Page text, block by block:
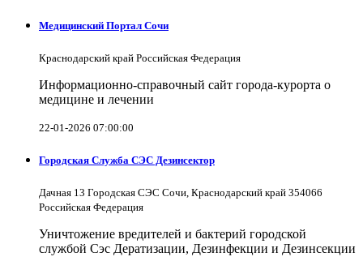
Медицинский Портал Сочи
Краснодарский край Российская Федерация
Информационно-справочный сайт города-курорта о
медицине и лечении
22-01-2026 07:00:00
Городская Служба СЭС Дезинсектор
Дачная 13 Городская СЭС Сочи, Краснодарский край 354066
Российская Федерация
Уничтожение вредителей и бактерий городской
службой Сэс Дератизации, Дезинфекции и Дезинсекции